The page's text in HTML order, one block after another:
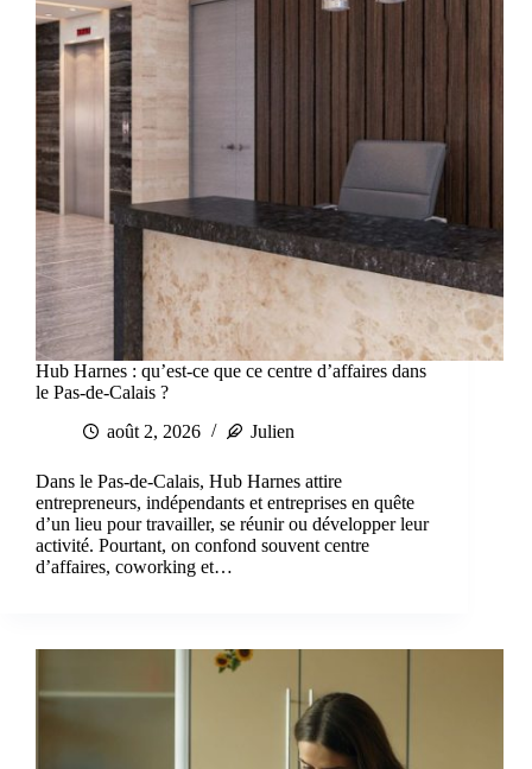
Hub Harnes : qu’est-ce que ce centre d’affaires dans
le Pas-de-Calais ?
août 2, 2026
Julien
Dans le Pas-de-Calais, Hub Harnes attire
entrepreneurs, indépendants et entreprises en quête
d’un lieu pour travailler, se réunir ou développer leur
activité. Pourtant, on confond souvent centre
d’affaires, coworking et…